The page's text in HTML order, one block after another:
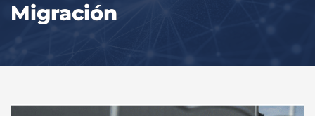
Migración